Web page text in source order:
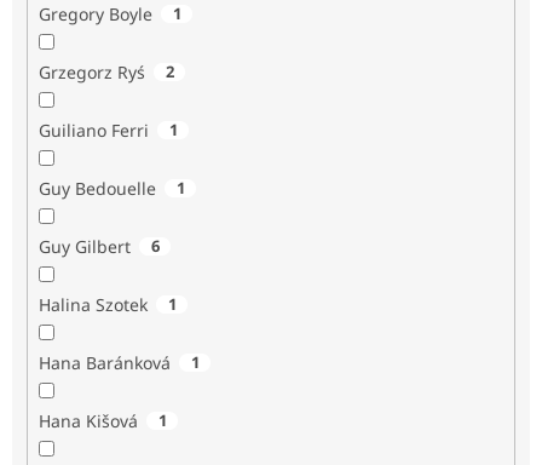
Gregory Boyle 1
Grzegorz Ryś 2
Guiliano Ferri 1
Guy Bedouelle 1
Guy Gilbert 6
Halina Szotek 1
Hana Baránková 1
Hana Kišová 1